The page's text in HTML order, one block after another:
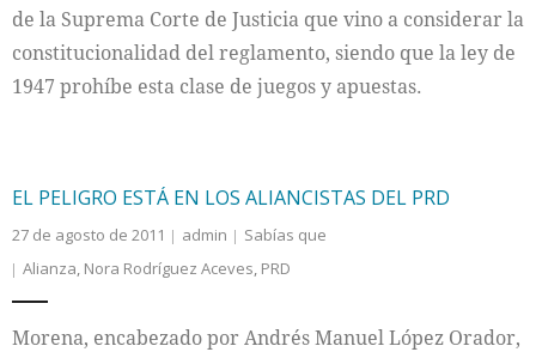
de la Suprema Corte de Justicia que vino a considerar la
constitucionalidad del reglamento, siendo que la ley de
1947 prohíbe esta clase de juegos y apuestas.
EL PELIGRO ESTÁ EN LOS ALIANCISTAS DEL PRD
27 de agosto de 2011 admin
Sabías que
Alianza, Nora Rodríguez Aceves, PRD
Morena, encabezado por Andrés Manuel López Orador,